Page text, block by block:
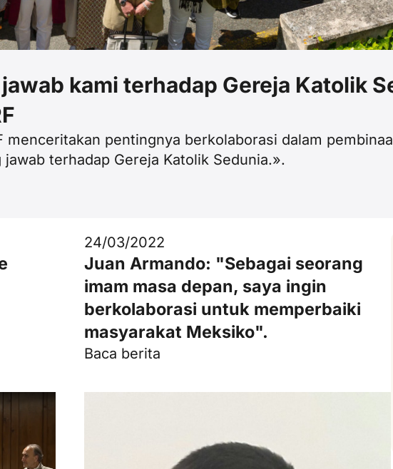
kami terhadap Gereja Katolik
menceritakan pentingnya berkolaborasi dalam
terhadap Gereja Katolik Sedunia.».
24/03/2022
Juan Armando: "Sebagai seorang
imam masa depan, saya ingin
berkolaborasi untuk memperbaiki
masyarakat Meksiko".
Baca berita